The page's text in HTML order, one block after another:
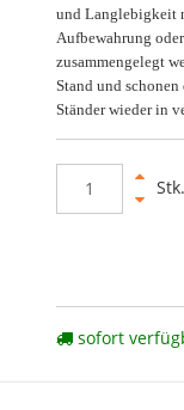
und Langlebigkeit
Aufbewahrung
zusammengelegt
Stand und
Ständer wieder in
Stk.
sofort